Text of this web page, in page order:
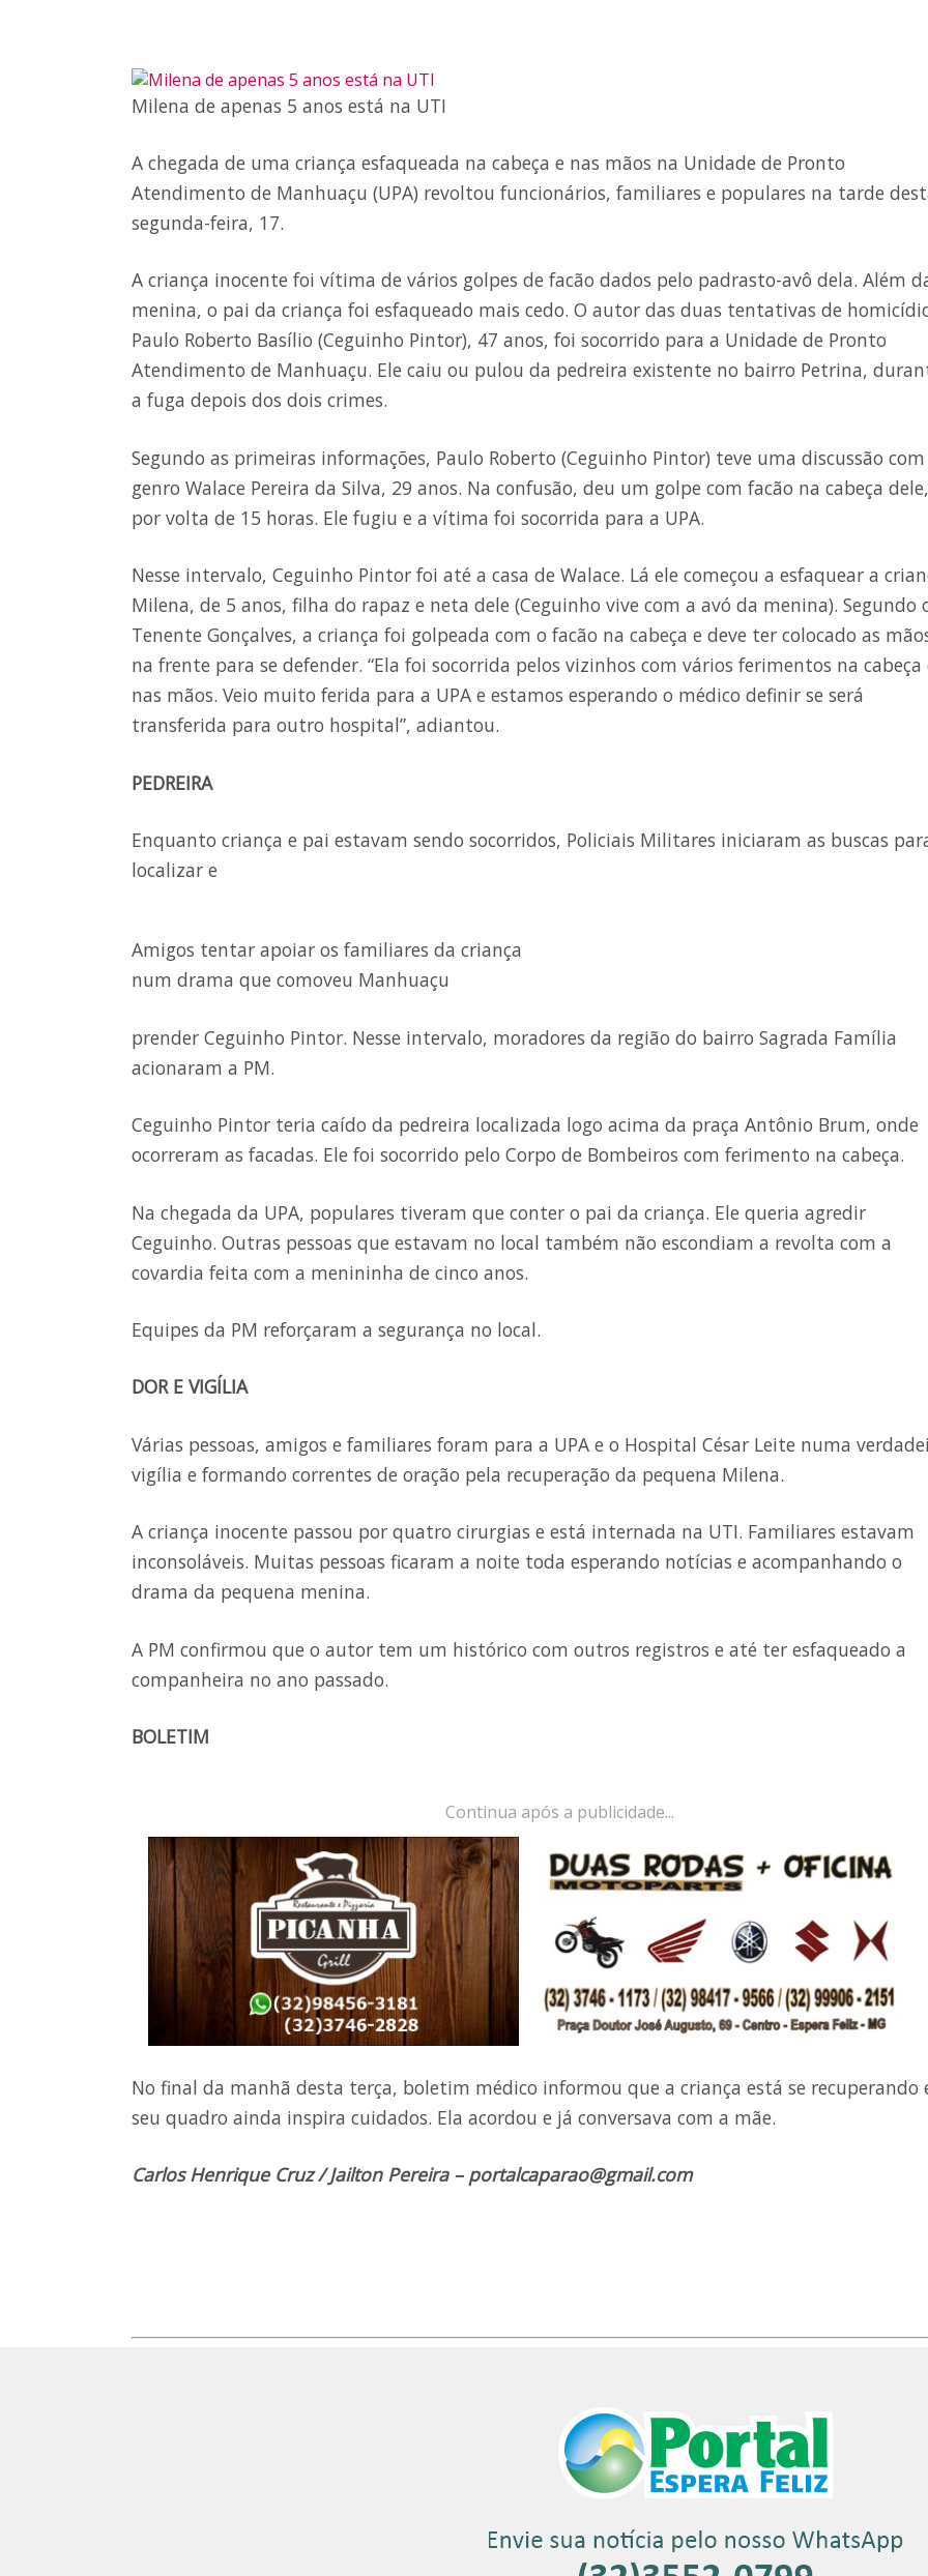
Milena de apenas 5 anos está na UTI
A chegada de uma criança esfaqueada na cabeça e nas mãos na Unidade de Pronto
Atendimento de Manhuaçu (UPA) revoltou funcionários, familiares e populares na tarde
segunda-feira, 17.
A criança inocente foi vítima de vários golpes de facão dados pelo padrasto-avô dela. Além
menina, o pai da criança foi esfaqueado mais cedo. O autor das duas tentativas de
Paulo Roberto Basílio (Ceguinho Pintor), 47 anos, foi socorrido para a Unidade de Pronto
Atendimento de Manhuaçu. Ele caiu ou pulou da pedreira existente no bairro Petrina,
a fuga depois dos dois crimes.
Segundo as primeiras informações, Paulo Roberto (Ceguinho Pintor) teve uma discussão
genro Walace Pereira da Silva, 29 anos. Na confusão, deu um golpe com facão na cabeça dele,
por volta de 15 horas. Ele fugiu e a vítima foi socorrida para a UPA.
Nesse intervalo, Ceguinho Pintor foi até a casa de Walace. Lá ele começou a esfaquear a
Milena, de 5 anos, filha do rapaz e neta dele (Ceguinho vive com a avó da menina). Segundo
Tenente Gonçalves, a criança foi golpeada com o facão na cabeça e deve ter colocado as
na frente para se defender. “Ela foi socorrida pelos vizinhos com vários ferimentos na cabeça
nas mãos. Veio muito ferida para a UPA e estamos esperando o médico definir se será
transferida para outro hospital”, adiantou.
PEDREIRA
Enquanto criança e pai estavam sendo socorridos, Policiais Militares iniciaram as buscas
localizar e
Amigos tentar apoiar os familiares da criança
num drama que comoveu Manhuaçu
prender Ceguinho Pintor. Nesse intervalo, moradores da região do bairro Sagrada Família
acionaram a PM.
Ceguinho Pintor teria caído da pedreira localizada logo acima da praça Antônio Brum, onde
ocorreram as facadas. Ele foi socorrido pelo Corpo de Bombeiros com ferimento na cabeça.
Na chegada da UPA, populares tiveram que conter o pai da criança. Ele queria agredir
Ceguinho. Outras pessoas que estavam no local também não escondiam a revolta com a
covardia feita com a menininha de cinco anos.
Equipes da PM reforçaram a segurança no local.
DOR E VIGÍLIA
Várias pessoas, amigos e familiares foram para a UPA e o Hospital César Leite numa
vigília e formando correntes de oração pela recuperação da pequena Milena.
A criança inocente passou por quatro cirurgias e está internada na UTI. Familiares estavam
inconsoláveis. Muitas pessoas ficaram a noite toda esperando notícias e acompanhando o
drama da pequena menina.
A PM confirmou que o autor tem um histórico com outros registros e até ter esfaqueado a
companheira no ano passado.
BOLETIM
Continua após a publicidade...
No final da manhã desta terça, boletim médico informou que a criança está se recuperando
seu quadro ainda inspira cuidados. Ela acordou e já conversava com a mãe.
Carlos Henrique Cruz / Jailton Pereira – portalcaparao@gmail.com